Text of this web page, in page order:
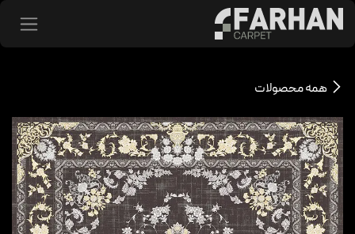
رد شدن به محتوا
همه محصولات